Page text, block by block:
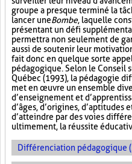
groupe a presque terminé la
lancer uneBombe, laquelle
présentant un défi
permettra non seulement de
aussi de soutenir leur
fait donc en quelque sorte
pédagogique. Selon le Conseil
Québec (1993), la pédagogie
met en œuvre un ensemble
d’enseignement et
d’âges, d’origines,
d’atteindre par des voies
ultimement, la réussite
Différenciation pédagogique